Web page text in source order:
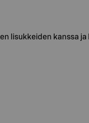
lisukkeiden kanssa ja